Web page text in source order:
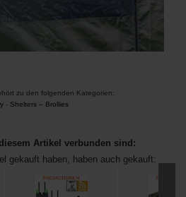
zu den folgenden Kategorien:
- Shelters – Brollies
Artikel verbunden sind:
gekauft haben, haben auch gekauft: